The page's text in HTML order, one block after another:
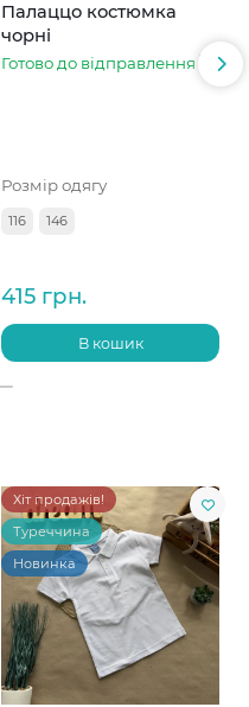
Палаццо костюмка
чорні
Готово до відправлення
Розмір одягу
116 146
415 грн.
В кошик
Хіт продажів!
Туреччина
Новинка